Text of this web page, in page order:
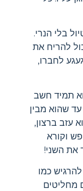
בלי הנרי.
להריח את
לחברו,
תמיד חשב
שהוא מבין
עזב ברצון,
וקורא
את השני!
כמו
מחליטים